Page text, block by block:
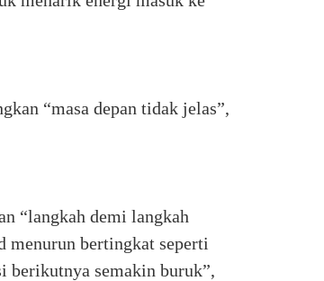
“masa depan tidak jelas”,
“langkah demi langkah
menurun bertingkat seperti
berikutnya semakin buruk”,